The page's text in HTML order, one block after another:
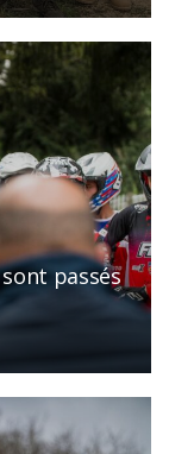
passés